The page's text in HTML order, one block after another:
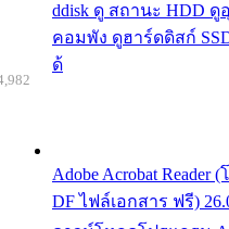
ddisk ดู สถานะ HDD
คอมพัง ดูฮาร์ดดิสก์
ด้
Adobe Acrobat
DF ไฟล์เอกสาร ฟรี)